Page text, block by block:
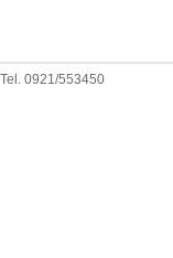
0921/553450